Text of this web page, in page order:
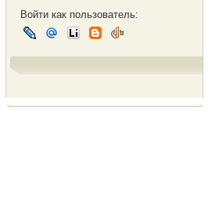
Войти как пользователь: